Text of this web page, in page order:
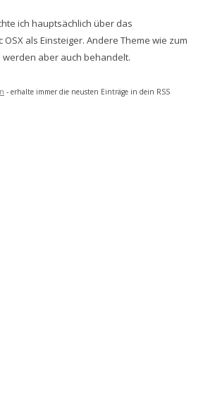
ich hauptsächlich über das
als Einsteiger. Andere Theme wie zum
aber auch behandelt.
- erhalte immer die neusten Einträge in dein RSS